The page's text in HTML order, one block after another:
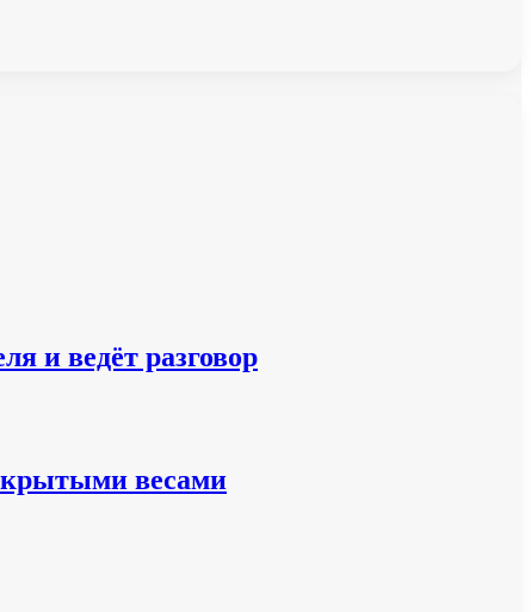
и ведёт разговор
весами